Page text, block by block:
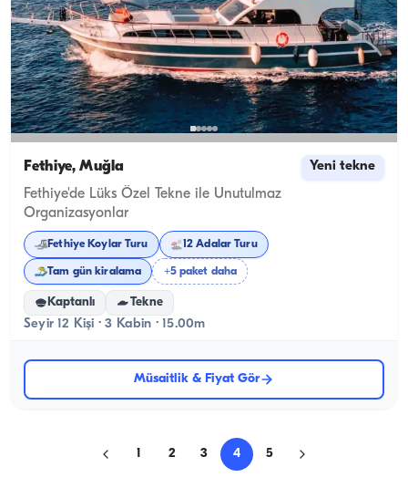
Fethiye, Muğla Yeni tekne
Fethiye'de Lüks Özel Tekne ile Unutulmaz
Organizasyonlar
Fethiye Koylar Turu 12 Adalar Turu
Tam gün kiralama +5 paket daha
Kaptanlı Tekne
Seyir 12 Kişi · 3 Kabin · 15.00m
Müsaitlik & Fiyat Gör
1 2 3 4 5